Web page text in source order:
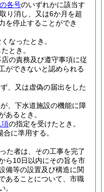
各号のいずれかに該当す
り消し、又は6か月を超
を停止することができ
なったとき。
とき。
の責務及び遵守事項に従
ができないと認められる
、又は虚偽の届出をした
、下水道施設の機能に障
あるとき。
項の指定を受けたとき。
合に準用する。
た者は、その工事を完了
ら10日以内にその旨を市
備等の設置及び構造に関
あることについて、市職
。